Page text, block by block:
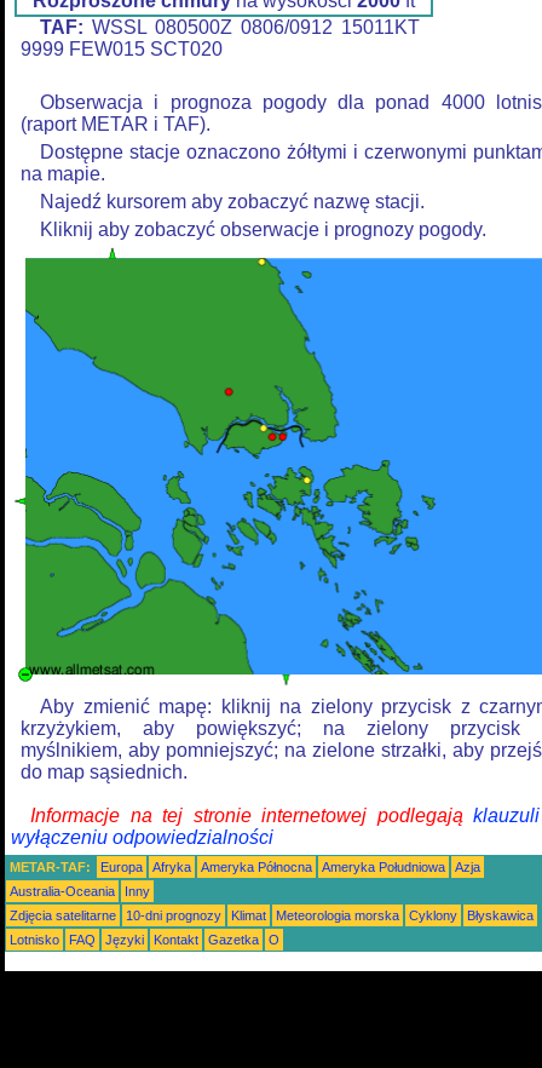
TAF: WSSL 080500Z 0806/0912 15011KT
9999 FEW015 SCT020
Obserwacja i prognoza pogody dla ponad 4000
(raport METAR i TAF).
Dostępne stacje oznaczono żółtymi i czerwonymi
na mapie.
Najedź kursorem aby zobaczyć nazwę stacji.
Kliknij aby zobaczyć obserwacje i prognozy pogody.
Aby zmienić mapę: kliknij na zielony przycisk z
krzyżykiem, aby powiększyć; na zielony przycisk
myślnikiem, aby pomniejszyć; na zielone strzałki, aby
do map sąsiednich.
Informacje na tej stronie internetowej podlegają
wyłączeniu odpowiedzialności
METAR-TAF: Europa Afryka Ameryka Północna Ameryka Południowa
Azja
Australia-Oceania
Inny
Zdjęcia satelitarne
10-dni prognozy Klimat Meteorologia morska Cyklony
Błyskawica
Lotnisko
FAQ Języki Kontakt Gazetka O